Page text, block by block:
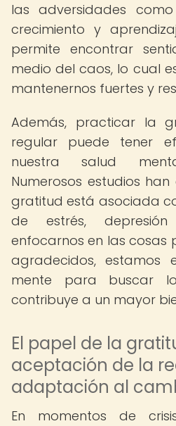
las adversidades
crecimiento y
permite encontrar
medio del caos, lo cual
mantenernos fuertes y
Además, practicar la
regular puede tener
nuestra salud
Numerosos estudios
gratitud está asociada
de estrés,
enfocarnos en las cosas
agradecidos, estamos
mente para buscar
contribuye a un mayor
El papel de la
aceptación de la
adaptación al
En momentos de